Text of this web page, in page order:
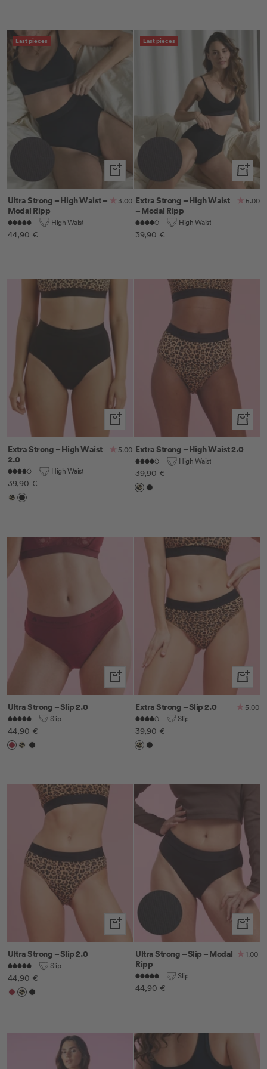
Last pieces
Schnellansicht
Ultra Strong – High Waist –
Modal Ripp
3.00
High Waist
Angebotspreis
44,90 €
Last pieces
Extra Strong – High Waist
– Modal Ripp
5.00
High Waist
Angebotspreis
39,90 €
Schnellansicht
Extra Strong – High Waist
2.0
5.00
High Waist
Angebotspreis
39,90 €
LeoSchwarz
Extra Strong – High Waist 2.0
High Waist
Angebotspreis
39,90 €
LeoSchwarz
Schnellansicht
Ultra Strong – Slip 2.0
Slip
Angebotspreis
44,90 €
Cherry
LeoSchwarz
Extra Strong – Slip 2.0
5.00
Slip
Angebotspreis
39,90 €
LeoSchwarz
Schnellansicht
Ultra Strong – Slip 2.0
Slip
Angebotspreis
44,90 €
Cherry
LeoSchwarz
Ultra Strong – Slip – Modal
Ripp
1.00
Slip
Angebotspreis
44,90 €